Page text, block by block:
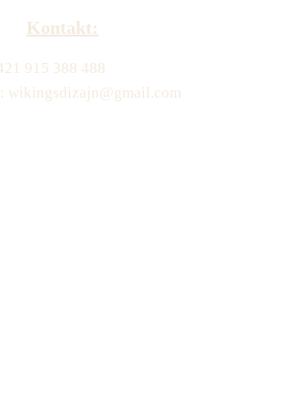
Kontakt:
915 388 488
wikingsdizajn@gmail.com